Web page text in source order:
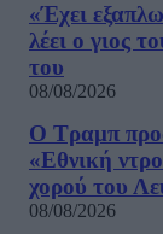
«Έχει
λέει ο γιος
του
08/08/2026
Ο Τραμπ
«Εθνική
χορού του
08/08/2026